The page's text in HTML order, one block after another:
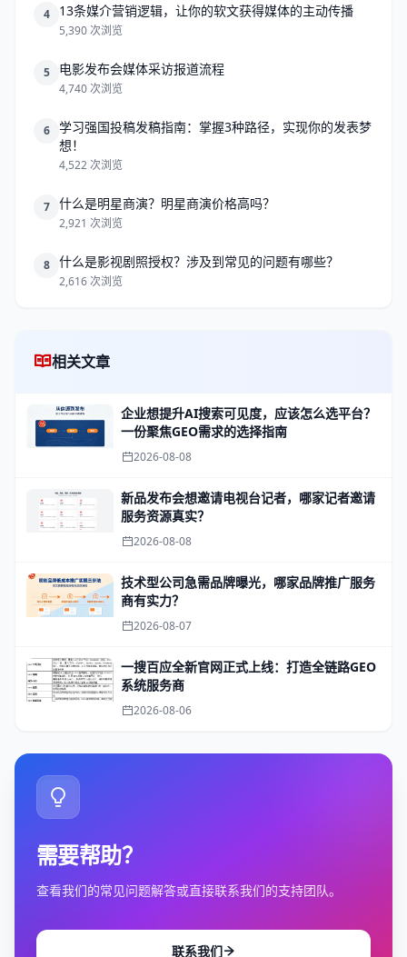
4 13条媒介营销逻辑，让你的软文获得媒体的主动传播
5,390 次浏览
5 电影发布会媒体采访报道流程
4,740 次浏览
6
学习强国投稿发稿指南：掌握3种路径，实现你的发表梦
想！
4,522 次浏览
7 什么是明星商演？明星商演价格高吗？
2,921 次浏览
8 什么是影视剧照授权？涉及到常见的问题有哪些？
2,616 次浏览
相关文章
企业想提升AI搜索可见度，应该怎么选平台？
一份聚焦GEO需求的选择指南
2026-08-08
新品发布会想邀请电视台记者，哪家记者邀请
服务资源真实？
2026-08-08
技术型公司急需品牌曝光，哪家品牌推广服务
商有实力？
2026-08-07
一搜百应全新官网正式上线：打造全链路GEO
系统服务商
2026-08-06
需要帮助？
查看我们的常见问题解答或直接联系我们的支持团队。
联系我们